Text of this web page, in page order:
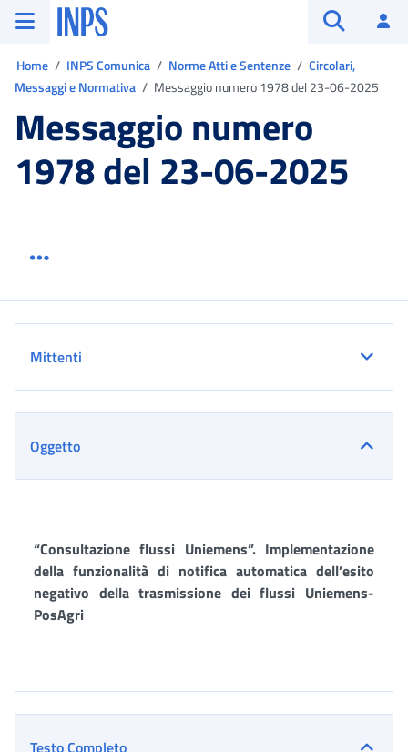
Vai al menu principale
Vai al contenuto principale
Vai al pie' di pagina
INPS ()
Home INPS Comunica Norme Atti e Sentenze
Circolari,
Messaggi e Normativa
Messaggio numero 1978 del 23-06-2025
Messaggio numero
1978 del 23-06-2025
Mittenti
Oggetto
“Consultazione flussi Uniemens”. Implementazione
della funzionalità di notifica automatica dell’esito
negativo della trasmissione dei flussi Uniemens-
PosAgri
Testo Completo